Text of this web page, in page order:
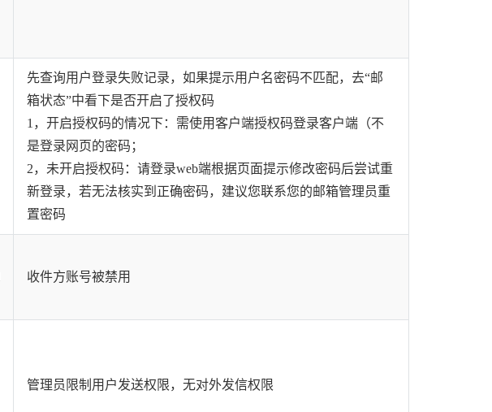
先查询用户登录失败记录，如果提示用户名密码不匹配，去“邮
箱状态”中看下是否开启了授权码
1，开启授权码的情况下：需使用客户端授权码登录客户端（不
是登录网页的密码；
2，未开启授权码：请登录web端根据页面提示修改密码后尝试重
新登录，若无法核实到正确密码，建议您联系您的邮箱管理员重
置密码
收件方账号被禁用
管理员限制用户发送权限，无对外发信权限